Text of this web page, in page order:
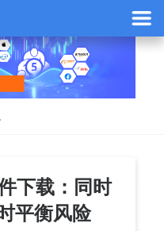
下载：同时
平衡风险